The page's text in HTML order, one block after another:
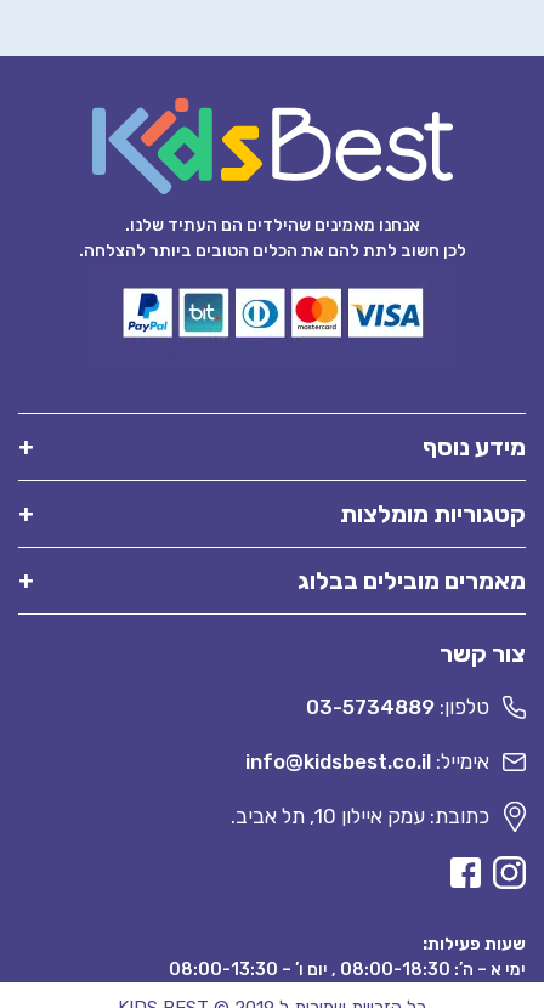
אנחנו מאמינים שהילדים הם העתיד שלנו.
לכן חשוב לתת להם את הכלים הטובים ביותר להצלחה.
מידע נוסף
קטגוריות מומלצות
מאמרים מובילים בבלוג
צור קשר
טלפון: 03-5734889
אימייל: info@kidsbest.co.il
כתובת: עמק איילון 10, תל אביב.
שעות פעילות:
ימי א – ה’: 08:00-18:30 , יום ו’ – 08:00-13:30